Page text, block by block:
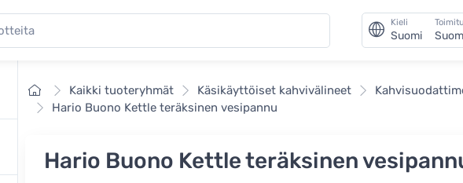
Kieli
Suomi
EtusivuKaikki tuoteryhmät Käsikäyttöiset kahvivälineet
Hario Buono Kettle teräksinen vesipannu
Hario Buono Kettle teräksinen